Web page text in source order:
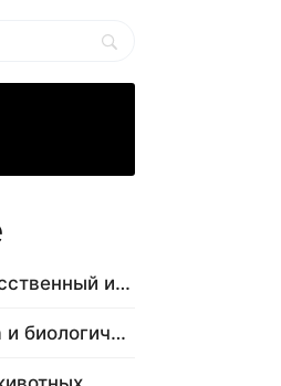
Профессии и искусственный интеллект
Место жительства и биологический в…